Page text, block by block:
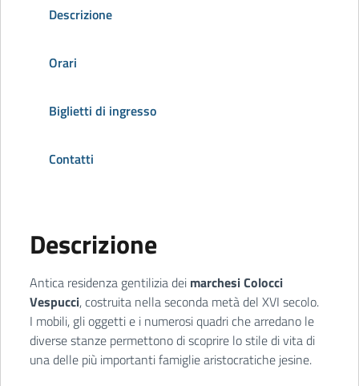
Descrizione
Orari
Biglietti di ingresso
Contatti
Descrizione
Antica residenza gentilizia dei marchesi Colocci
Vespucci, costruita nella seconda metà del XVI secolo.
I mobili, gli oggetti e i numerosi quadri che arredano le
diverse stanze permettono di scoprire lo stile di vita di
una delle più importanti famiglie aristocratiche jesine.